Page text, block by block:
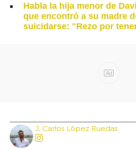
Habla la hija menor de
que encontró a su madre
suicidarse: "Rezo por
Ad
J. Carlos López Ruedas